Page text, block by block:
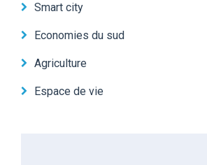
Smart city
Economies du sud
Agriculture
Espace de vie